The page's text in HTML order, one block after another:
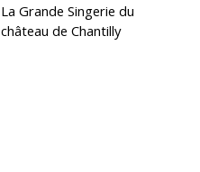
La Grande Singerie du
château de Chantilly